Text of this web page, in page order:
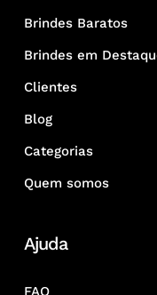
Brindes Baratos
Brindes em
Clientes
Blog
Categorias
Quem somos
Ajuda
FAQ